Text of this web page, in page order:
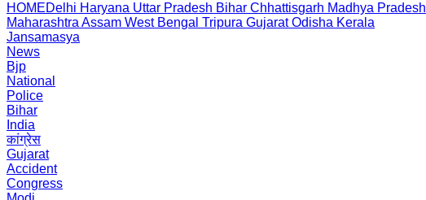
HOMEDelhi Haryana Uttar Pradesh Bihar Chhattisgarh Madhya Pradesh
Maharashtra Assam West Bengal Tripura Gujarat Odisha Kerala
Jansamasya
News
Bjp
National
Police
Bihar
India
कांग्रेस
Gujarat
Accident
Congress